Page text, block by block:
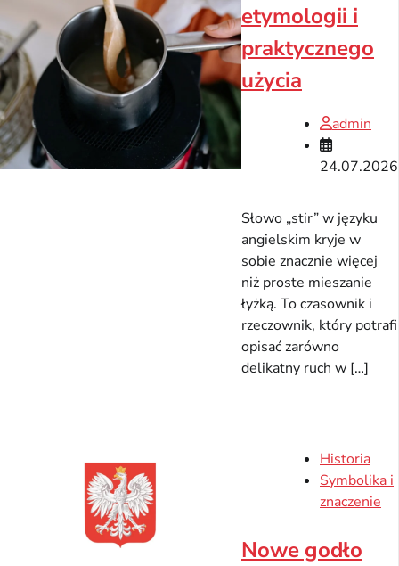
etymologii i
praktycznego
użycia
admin
24.07.2026
Słowo „stir” w języku
angielskim kryje w
sobie znacznie więcej
niż proste mieszanie
łyżką. To czasownik i
rzeczownik, który potrafi
opisać zarówno
delikatny ruch w […]
Historia
Symbolika i
znaczenie
Nowe godło